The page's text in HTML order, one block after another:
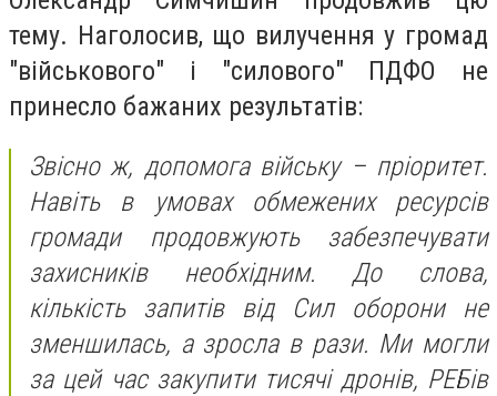
тему. Наголосив, що вилучення у громад
"військового" і "силового" ПДФО не
принесло бажаних результатів:
Звісно ж, допомога війську – пріоритет.
Навіть в умовах обмежених ресурсів
громади продовжують забезпечувати
захисників необхідним. До слова,
кількість запитів від Сил оборони не
зменшилась, а зросла в рази. Ми могли
за цей час закупити тисячі дронів, РЕБів